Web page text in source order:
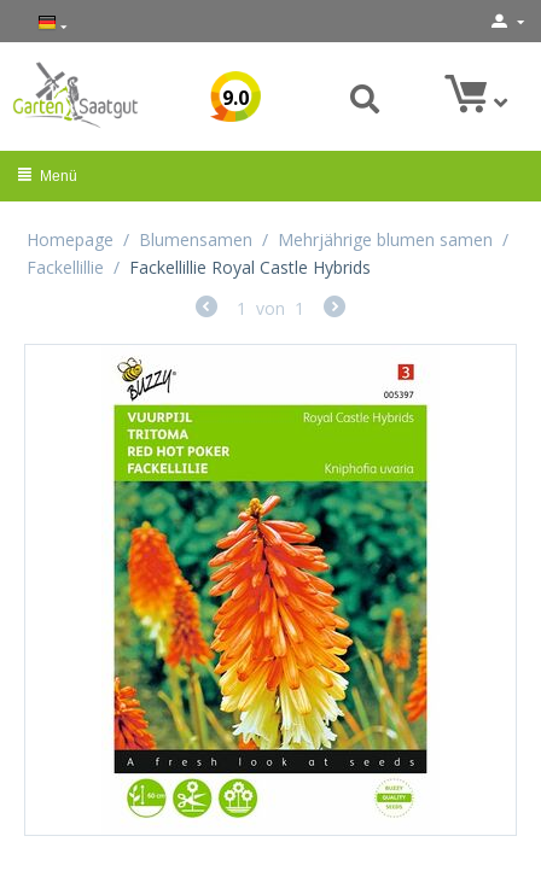
9.0
Menü
Homepage / Blumensamen / Mehrjährige blumen samen /
Fackellillie / Fackellillie Royal Castle Hybrids
1 von 1